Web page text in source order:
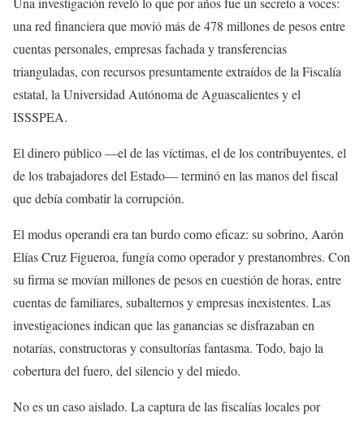
una red financiera que movió más de 478 millones de pesos entre
cuentas personales, empresas fachada y transferencias
trianguladas, con recursos presuntamente extraídos de la Fiscalía
estatal, la Universidad Autónoma de Aguascalientes y el
ISSSPEA.
El dinero público —el de las víctimas, el de los contribuyentes, el
de los trabajadores del Estado— terminó en las manos del fiscal
que debía combatir la corrupción.
El modus operandi era tan burdo como eficaz: su sobrino, Aarón
Elías Cruz Figueroa, fungía como operador y prestanombres. Con
su firma se movían millones de pesos en cuestión de horas, entre
cuentas de familiares, subalternos y empresas inexistentes. Las
investigaciones indican que las ganancias se disfrazaban en
notarías, constructoras y consultorías fantasma. Todo, bajo la
cobertura del fuero, del silencio y del miedo.
No es un caso aislado. La captura de las fiscalías locales por